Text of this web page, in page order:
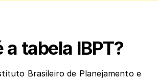
a tabela IBPT?
Brasileiro de Planejamento e